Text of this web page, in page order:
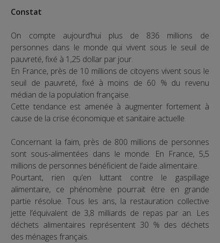
Constat
On compte aujourd’hui plus de 836 millions de
personnes dans le monde qui vivent sous le seuil de
pauvreté, fixé à 1,25 dollar par jour.
En France, près de 10 millions de citoyens vivent sous le
seuil de pauvreté, fixé à moins de 60 % du revenu
médian de la population française.
Cette tendance est amenée à augmenter fortement à
cause de la crise économique et sanitaire actuelle.
Concernant la faim, près de 800 millions de personnes
sont sous-alimentées dans le monde. En France, 5,5
millions de personnes bénéficient de l’aide alimentaire.
Pourtant, rien qu’en luttant contre le gaspillage
alimentaire, ce phénomène pourrait être en grande
partie résolue. Tous les ans, la restauration collective
jette l’équivalent de 3,8 milliards de repas par an. Les
déchets alimentaires représentent 30 % des déchets
des ménages français.